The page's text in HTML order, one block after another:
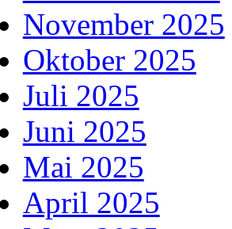
November 2025
Oktober 2025
Juli 2025
Juni 2025
Mai 2025
April 2025